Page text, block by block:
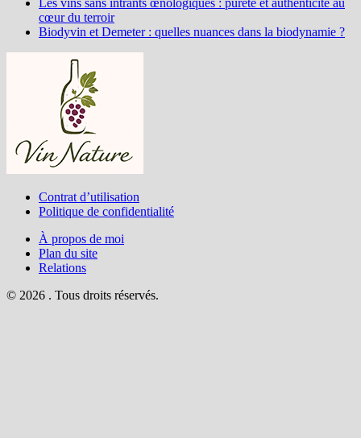
cœur du terroir
Biodyvin et Demeter : quelles nuances dans la biodynamie ?
Contrat d’utilisation
Politique de confidentialité
À propos de moi
Plan du site
Relations
© 2026 . Tous droits réservés.